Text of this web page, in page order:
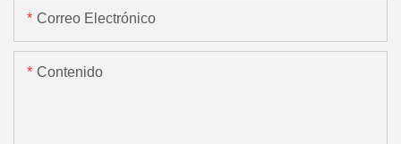
Correo Electrónico
Contenido